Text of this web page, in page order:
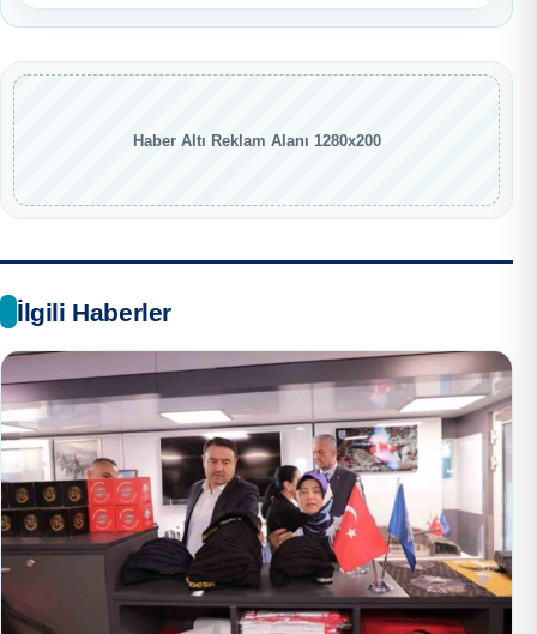
Haber Altı Reklam Alanı 1280x200
İlgili Haberler